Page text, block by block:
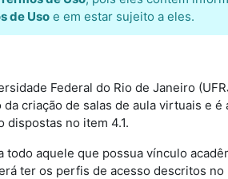
de Uso e em estar sujeito a eles.
Federal do Rio de Janeiro
criação de salas de aula virtuais e
dispostas no item 4.1.
todo aquele que possua vínculo
ter os perfis de acesso descritos